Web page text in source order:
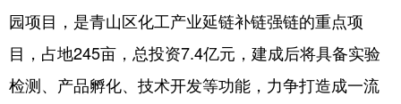
园项目，是青山区化工产业延链补链强链的重点项
目，占地245亩，总投资7.4亿元，建成后将具备实验
检测、产品孵化、技术开发等功能，力争打造成一流